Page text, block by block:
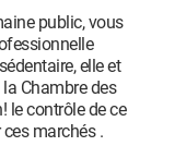
public, vous
elle et
Chambre des
le contrôle de ce
marchés .